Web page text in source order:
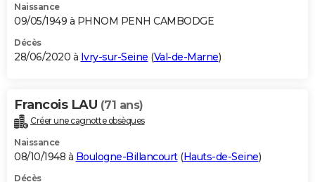
Naissance
09/05/1949 à PHNOM PENH CAMBODGE
Décès
28/06/2020 à Ivry-sur-Seine (Val-de-Marne)
Francois LAU (71 ans)
Créer une cagnotte obsèques
Naissance
08/10/1948 à Boulogne-Billancourt(Hauts-de-Seine)
Décès